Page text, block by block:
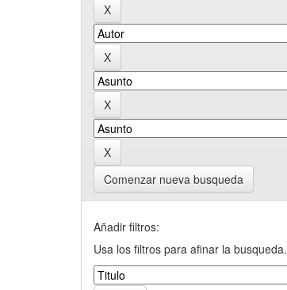
Comenzar nueva busqueda
Añadir filtros:
Usa los filtros para afinar la busqueda.